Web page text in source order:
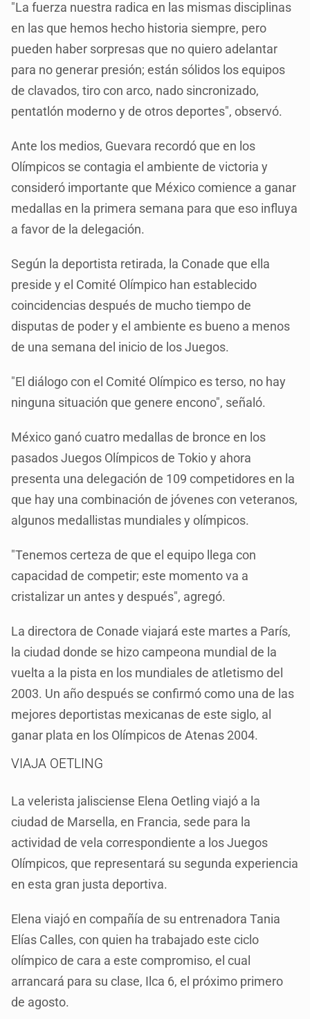
"La fuerza nuestra radica en las mismas disciplinas
en las que hemos hecho historia siempre, pero
pueden haber sorpresas que no quiero adelantar
para no generar presión; están sólidos los equipos
de clavados, tiro con arco, nado sincronizado,
pentatlón moderno y de otros deportes", observó.
Ante los medios, Guevara recordó que en los
Olímpicos se contagia el ambiente de victoria y
consideró importante que México comience a ganar
medallas en la primera semana para que eso influya
a favor de la delegación.
Según la deportista retirada, la Conade que ella
preside y el Comité Olímpico han establecido
coincidencias después de mucho tiempo de
disputas de poder y el ambiente es bueno a menos
de una semana del inicio de los Juegos.
"El diálogo con el Comité Olímpico es terso, no hay
ninguna situación que genere encono", señaló.
México ganó cuatro medallas de bronce en los
pasados Juegos Olímpicos de Tokio y ahora
presenta una delegación de 109 competidores en la
que hay una combinación de jóvenes con veteranos,
algunos medallistas mundiales y olímpicos.
"Tenemos certeza de que el equipo llega con
capacidad de competir; este momento va a
cristalizar un antes y después", agregó.
La directora de Conade viajará este martes a París,
la ciudad donde se hizo campeona mundial de la
vuelta a la pista en los mundiales de atletismo del
2003. Un año después se confirmó como una de las
mejores deportistas mexicanas de este siglo, al
ganar plata en los Olímpicos de Atenas 2004.
VIAJA OETLING
La velerista jalisciense Elena Oetling viajó a la
ciudad de Marsella, en Francia, sede para la
actividad de vela correspondiente a los Juegos
Olímpicos, que representará su segunda experiencia
en esta gran justa deportiva.
Elena viajó en compañía de su entrenadora Tania
Elías Calles, con quien ha trabajado este ciclo
olímpico de cara a este compromiso, el cual
arrancará para su clase, Ilca 6, el próximo primero
de agosto.